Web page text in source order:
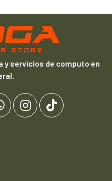
y servicios de computo en